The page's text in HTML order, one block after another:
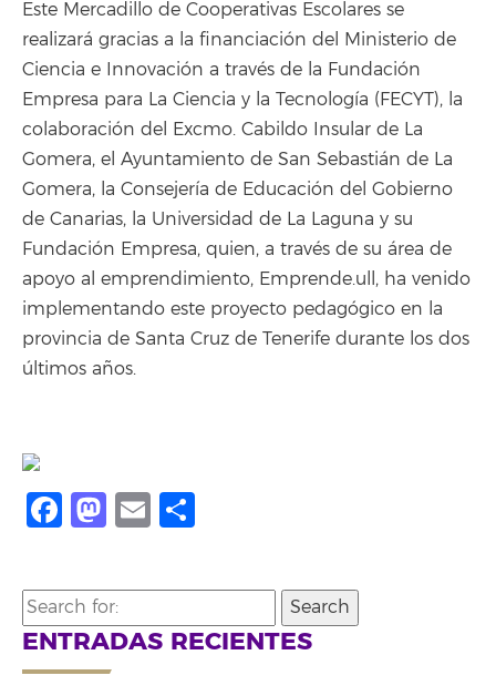
Este Mercadillo de Cooperativas Escolares se
realizará gracias a la financiación del Ministerio de
Ciencia e Innovación a través de la Fundación
Empresa para La Ciencia y la Tecnología (FECYT), la
colaboración del Excmo. Cabildo Insular de La
Gomera, el Ayuntamiento de San Sebastián de La
Gomera, la Consejería de Educación del Gobierno
de Canarias, la Universidad de La Laguna y su
Fundación Empresa, quien, a través de su área de
apoyo al emprendimiento, Emprende.ull, ha venido
implementando este proyecto pedagógico en la
provincia de Santa Cruz de Tenerife durante los dos
últimos años.
Facebook
Mastodon
Email
Search
for:
ENTRADAS RECIENTES